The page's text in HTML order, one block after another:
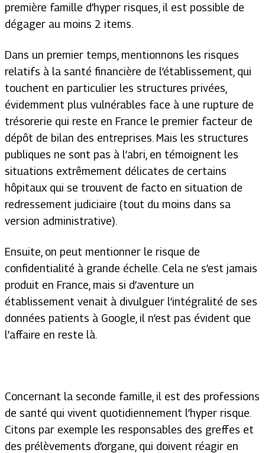
première famille d’hyper risques, il est possible de
dégager au moins 2 items.
Dans un premier temps, mentionnons les risques
relatifs à la santé financière de l’établissement, qui
touchent en particulier les structures privées,
évidemment plus vulnérables face à une rupture de
trésorerie qui reste en France le premier facteur de
dépôt de bilan des entreprises. Mais les structures
publiques ne sont pas à l’abri, en témoignent les
situations extrêmement délicates de certains
hôpitaux qui se trouvent de facto en situation de
redressement judiciaire (tout du moins dans sa
version administrative).
Ensuite, on peut mentionner le risque de
confidentialité à grande échelle. Cela ne s’est jamais
produit en France, mais si d’aventure un
établissement venait à divulguer l’intégralité de ses
données patients à Google, il n’est pas évident que
l’affaire en reste là.
Concernant la seconde famille, il est des professions
de santé qui vivent quotidiennement l’hyper risque.
Citons par exemple les responsables des greffes et
des prélèvements d’organe, qui doivent réagir en